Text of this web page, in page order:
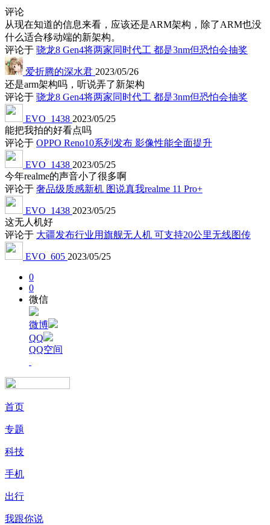
评论
从现在知道的信息来看，应该还是ARM架构，除了ARM也没
什么适合移动端的新架构。
评论于 骁龙8 Gen4将两家同时代工 都是3nm但恐怕会抽奖
爱折腾的深水君 2023/05/26
还是arm架构吗，听说弄了新架构
评论于 骁龙8 Gen4将两家同时代工 都是3nm但恐怕会抽奖
EVO_1438 2023/05/25
能把我拍的好看点吗
评论于 OPPO Reno10系列发布 影像性能全面提升
EVO_1438 2023/05/25
今年realme的声音小了很多啊
评论于 奢品级质感新机 图说真我realme 11 Pro+
EVO_1438 2023/05/25
这无人机好
评论于 大疆发布行业用旗舰无人机 可支持20公里无线图传
EVO_605 2023/05/25
0
0
微信
微博
QQ
QQ空间
首页
专题
科技
手机
出行
我跟你说